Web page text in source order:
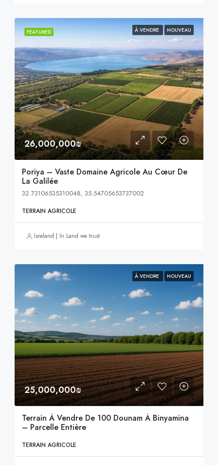
FEATURED À VENDRE NOUVEAU
26,000,000₪
Poriya – Vaste Domaine Agricole Au Cœur De
La Galilée
32.73106535310048, 35.54705653737002
TERRAIN AGRICOLE
Israland | In Land we trust
À VENDRE NOUVEAU
25,000,000₪
Terrain À Vendre De 100 Dounam À Binyamina
– Parcelle Entière
TERRAIN AGRICOLE